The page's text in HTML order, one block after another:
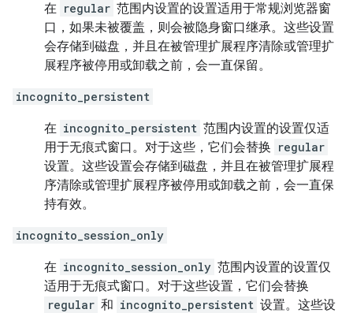
在 regular 范围内设置的设置适用于常规浏览器窗
口，如果未被覆盖，则会被隐身窗口继承。这些设置
会存储到磁盘，并且在被管理扩展程序清除或管理扩
展程序被停用或卸载之前，会一直保留。
incognito_persistent
在 incognito_persistent 范围内设置的设置仅适
用于无痕式窗口。对于这些，它们会替换 regular
设置。这些设置会存储到磁盘，并且在被管理扩展程
序清除或管理扩展程序被停用或卸载之前，会一直保
持有效。
incognito_session_only
在 incognito_session_only 范围内设置的设置仅
适用于无痕式窗口。对于这些设置，它们会替换
regular 和 incognito_persistent 设置。这些设